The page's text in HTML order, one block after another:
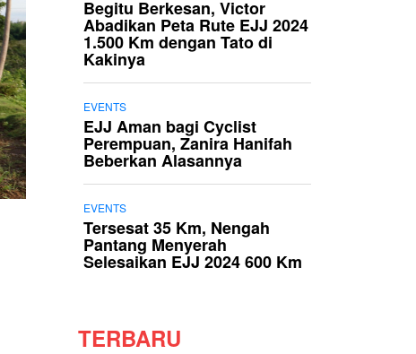
Begitu Berkesan, Victor
Abadikan Peta Rute EJJ 2024
1.500 Km dengan Tato di
Kakinya
EVENTS
EJJ Aman bagi Cyclist
Perempuan, Zanira Hanifah
Beberkan Alasannya
EVENTS
Tersesat 35 Km, Nengah
Pantang Menyerah
Selesaikan EJJ 2024 600 Km
TERBARU